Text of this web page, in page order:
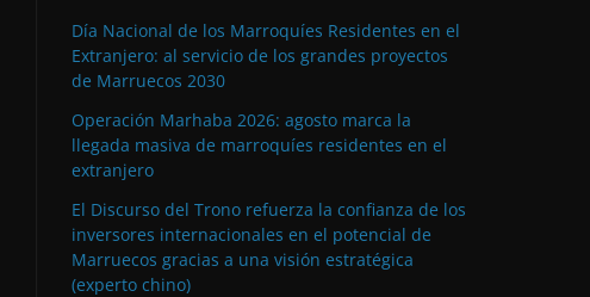
Día Nacional de los Marroquíes Residentes en el
Extranjero: al servicio de los grandes proyectos
de Marruecos 2030
Operación Marhaba 2026: agosto marca la
llegada masiva de marroquíes residentes en el
extranjero
El Discurso del Trono refuerza la confianza de los
inversores internacionales en el potencial de
Marruecos gracias a una visión estratégica
(experto chino)